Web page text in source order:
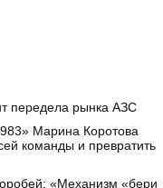
передела рынка АЗС
Марина Коротова
команды и превратить
«Механизм «бери